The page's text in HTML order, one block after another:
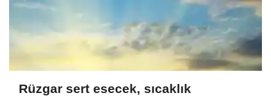
Rüzgar sert esecek, sıcaklık